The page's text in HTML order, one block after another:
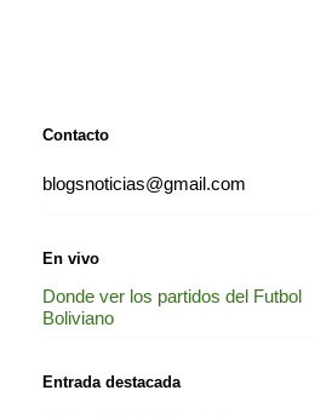
Contacto
blogsnoticias@gmail.com
En vivo
Donde ver los partidos del Futbol
Boliviano
Entrada destacada